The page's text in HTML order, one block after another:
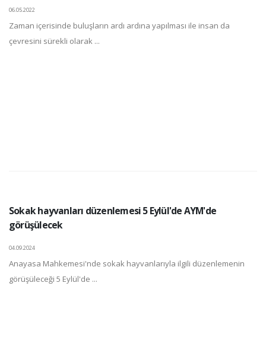
06.05.2022
Zaman içerisinde buluşların ardı ardına yapılması ile insan da
çevresini sürekli olarak ...
Sokak hayvanları düzenlemesi 5 Eylül'de AYM'de
görüşülecek
04.09.2024
Anayasa Mahkemesi'nde sokak hayvanlarıyla ilgili düzenlemenin
görüşüleceği 5 Eylül'de ...